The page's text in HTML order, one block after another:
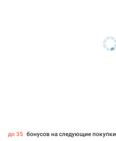
до 35 бонусов на следующие покупки